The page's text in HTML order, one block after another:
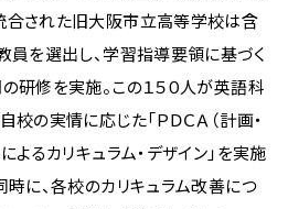
合された旧大阪市立高等学校は含
員を選出し、学習指導要領に基づく
研修を実施。この１５０人が英語科
の実情に応じた「ＰＤＣＡ（計画・
よるカリキュラム・デザイン」を実施
時に、各校のカリキュラム改善につ